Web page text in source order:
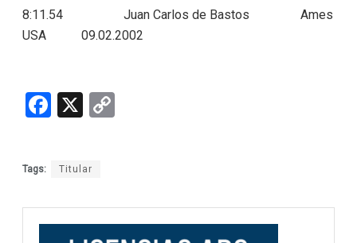
8:11.54 Juan Carlos de Bastos Ames
USA 09.02.2002
F
b
o
o
X C
n
k
Tags: Titular